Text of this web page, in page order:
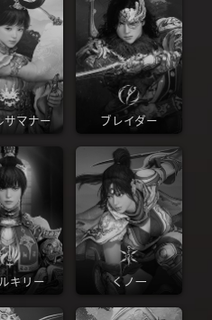
サマナー ブレイダー
キリー くノ一